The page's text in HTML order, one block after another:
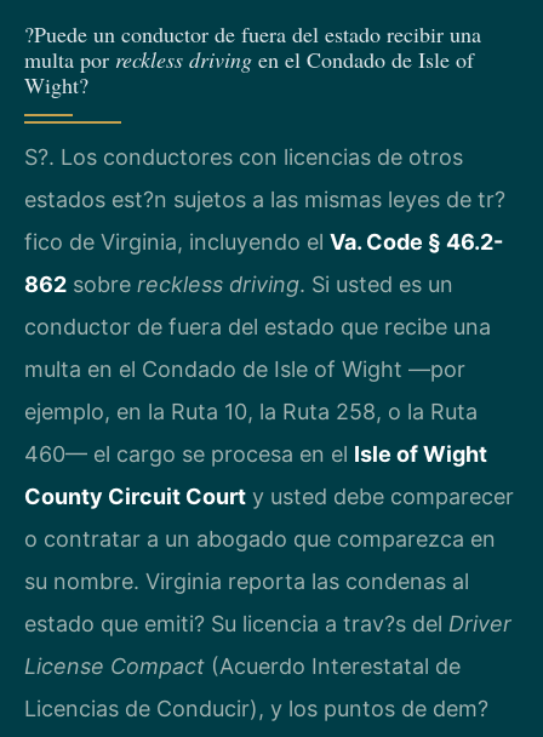
?Puede un conductor de fuera del estado recibir una
multa por reckless driving en el Condado de Isle of
Wight?
S?. Los conductores con licencias de otros
estados est?n sujetos a las mismas leyes de tr?
fico de Virginia, incluyendo el Va. Code § 46.2-
862 sobre reckless driving. Si usted es un
conductor de fuera del estado que recibe una
multa en el Condado de Isle of Wight —por
ejemplo, en la Ruta 10, la Ruta 258, o la Ruta
460— el cargo se procesa en el Isle of Wight
County Circuit Court y usted debe comparecer
o contratar a un abogado que comparezca en
su nombre. Virginia reporta las condenas al
estado que emiti? Su licencia a trav?s del Driver
License Compact (Acuerdo Interestatal de
Licencias de Conducir), y los puntos de dem?